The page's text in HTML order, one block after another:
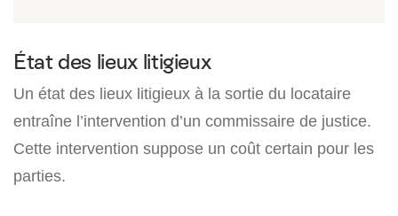
État des lieux litigieux
Un état des lieux litigieux à la sortie du locataire
entraîne l’intervention d’un commissaire de justice.
Cette intervention suppose un coût certain pour les
parties.